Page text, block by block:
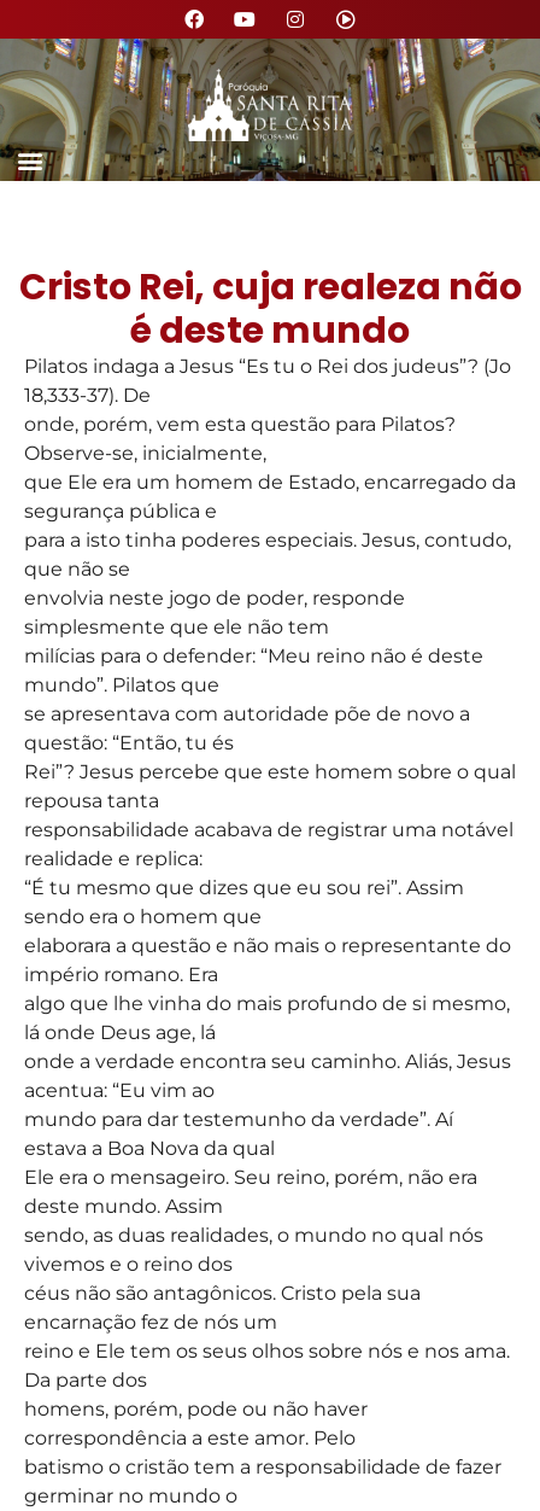
Cristo Rei, cuja realeza não
é deste mundo
Pilatos indaga a Jesus “Es tu o Rei dos judeus”? (Jo
18,333-37). De
onde, porém, vem esta questão para Pilatos?
Observe-se, inicialmente,
que Ele era um homem de Estado, encarregado da
segurança pública e
para a isto tinha poderes especiais. Jesus, contudo,
que não se
envolvia neste jogo de poder, responde
simplesmente que ele não tem
milícias para o defender: “Meu reino não é deste
mundo”. Pilatos que
se apresentava com autoridade põe de novo a
questão: “Então, tu és
Rei”? Jesus percebe que este homem sobre o qual
repousa tanta
responsabilidade acabava de registrar uma notável
realidade e replica:
“É tu mesmo que dizes que eu sou rei”. Assim
sendo era o homem que
elaborara a questão e não mais o representante do
império romano. Era
algo que lhe vinha do mais profundo de si mesmo,
lá onde Deus age, lá
onde a verdade encontra seu caminho. Aliás, Jesus
acentua: “Eu vim ao
mundo para dar testemunho da verdade”. Aí
estava a Boa Nova da qual
Ele era o mensageiro. Seu reino, porém, não era
deste mundo. Assim
sendo, as duas realidades, o mundo no qual nós
vivemos e o reino dos
céus não são antagônicos. Cristo pela sua
encarnação fez de nós um
reino e Ele tem os seus olhos sobre nós e nos ama.
Da parte dos
homens, porém, pode ou não haver
correspondência a este amor. Pelo
batismo o cristão tem a responsabilidade de fazer
germinar no mundo o